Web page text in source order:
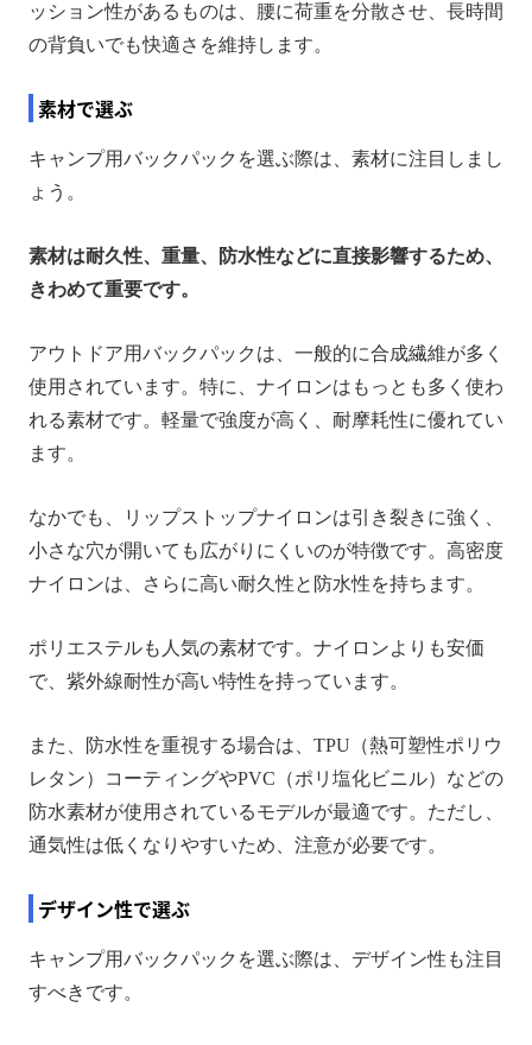
ッション性があるものは、腰に荷重を分散させ、長時間
の背負いでも快適さを維持します。
素材で選ぶ
キャンプ用バックパックを選ぶ際は、素材に注目しまし
ょう。
素材は耐久性、重量、防水性などに直接影響するため、
きわめて重要です。
アウトドア用バックパックは、一般的に合成繊維が多く
使用されています。特に、ナイロンはもっとも多く使わ
れる素材です。軽量で強度が高く、耐摩耗性に優れてい
ます。
なかでも、リップストップナイロンは引き裂きに強く、
小さな穴が開いても広がりにくいのが特徴です。高密度
ナイロンは、さらに高い耐久性と防水性を持ちます。
ポリエステルも人気の素材です。ナイロンよりも安価
で、紫外線耐性が高い特性を持っています。
また、防水性を重視する場合は、TPU（熱可塑性ポリウ
レタン）コーティングやPVC（ポリ塩化ビニル）などの
防水素材が使用されているモデルが最適です。ただし、
通気性は低くなりやすいため、注意が必要です。
デザイン性で選ぶ
キャンプ用バックパックを選ぶ際は、デザイン性も注目
すべきです。